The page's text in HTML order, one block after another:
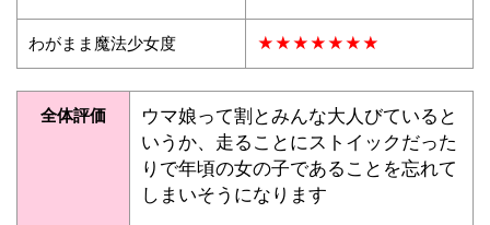
わがまま魔法少女度 ★★★★★★★
全体評価
ウマ娘って割とみんな大人びていると
いうか、走ることにストイックだった
りで年頃の女の子であることを忘れて
しまいそうになります